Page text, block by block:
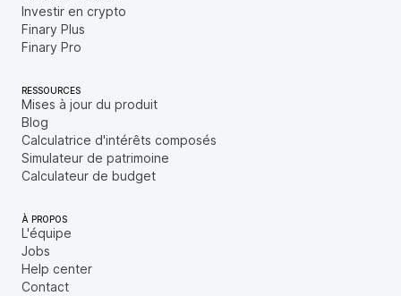
Investir en crypto
Finary Plus
Finary Pro
RESSOURCES
Mises à jour du produit
Blog
Calculatrice d'intérêts composés
Simulateur de patrimoine
Calculateur de budget
À PROPOS
L'équipe
Jobs
Help center
Contact